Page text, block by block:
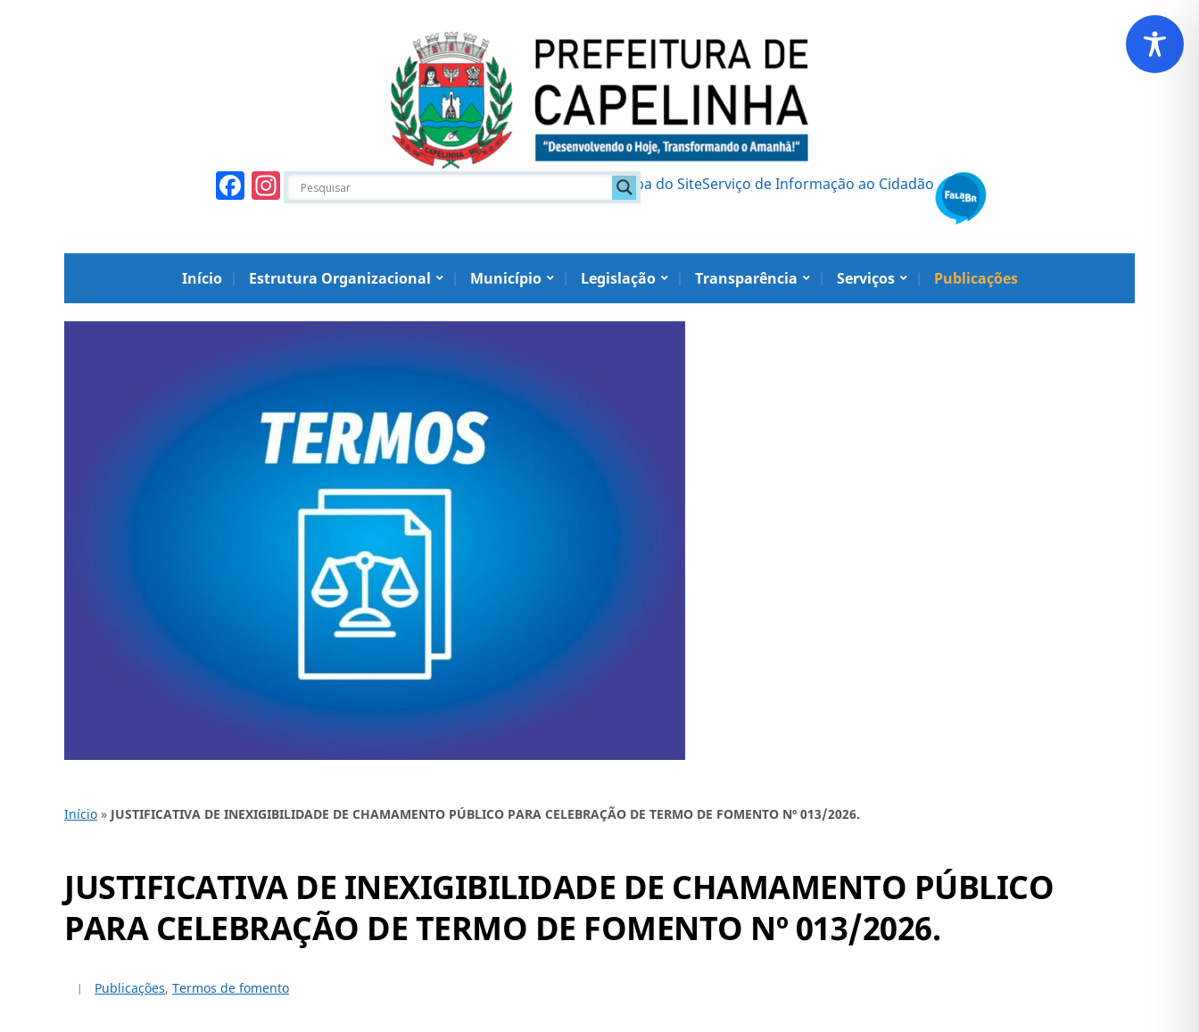
Facebook
Instagram Mapa do SiteServiço de Informação ao Cidadão
Início Estrutura Organizacional Município Legislação Transparência Serviços Publicações
Início » JUSTIFICATIVA DE INEXIGIBILIDADE DE CHAMAMENTO PÚBLICO PARA CELEBRAÇÃO DE TERMO DE FOMENTO Nº 013/2026.
JUSTIFICATIVA DE INEXIGIBILIDADE DE CHAMAMENTO PÚBLICO
PARA CELEBRAÇÃO DE TERMO DE FOMENTO Nº 013/2026.
Publicações, Termos de fomento